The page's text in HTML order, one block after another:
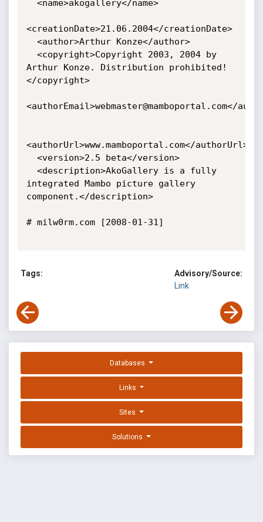
<creationDate>21.06.2004</creationDate>
Arthur Konze. Distribution prohibited!
</copyright>
<authorEmail>webmaster@mamboportal.com</
<authorUrl>www.mamboportal.com</authorUrl>
integrated Mambo picture gallery
component.</description>
# milw0rm.com [2008-01-31]
Tags:
Advisory/Source:
Link
Databases
Links
Sites
Solutions